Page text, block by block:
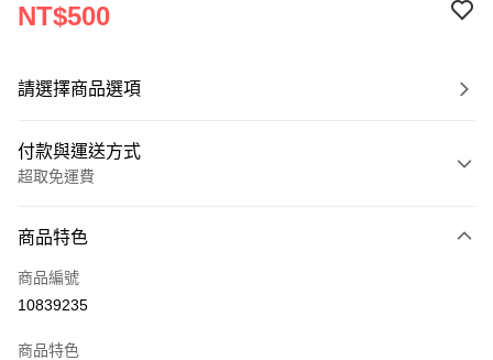
NT$500
請選擇商品選項
付款與運送方式
超取免運費
信用卡一次付款
超商取貨付款
商品特色
商品編號
10839235
商品特色